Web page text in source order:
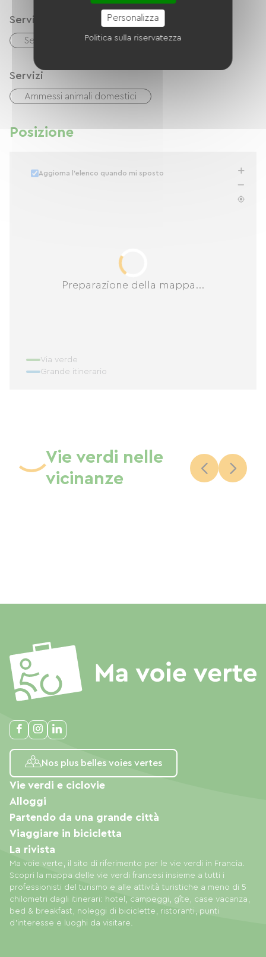
Servizi
Servizi igienici comuni
Servizi
Ammessi animali domestici
Posizione
Preparazione della mappa...
Aggiorna l'elenco quando mi sposto
Via verde
Grande itinerario
Vie verdi nelle
vicinanze
Nos plus belles voies vertes
Ma voie verte, il sito di riferimento per le vie verdi in Francia.
Scopri la mappa delle vie verdi francesi insieme a tutti i
professionisti del turismo e alle attività turistiche a meno di 5
chilometri dagli itinerari: hotel, campeggi, gîte, case vacanza,
bed & breakfast, noleggi di biciclette, ristoranti, punti
d'interesse e luoghi da visitare.
Vie verdi e ciclovie
Alloggi
Partendo da una grande città
Viaggiare in bicicletta
La rivista
Personalizza
Politica sulla riservatezza